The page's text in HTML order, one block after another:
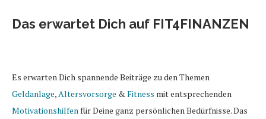
Das erwartet Dich auf FIT4FINANZEN
Es erwarten Dich spannende Beiträge zu den Themen
Geldanlage, Altersvorsorge & Fitness mit entsprechenden
Motivationshilfen für Deine ganz persönlichen Bedürfnisse. Das